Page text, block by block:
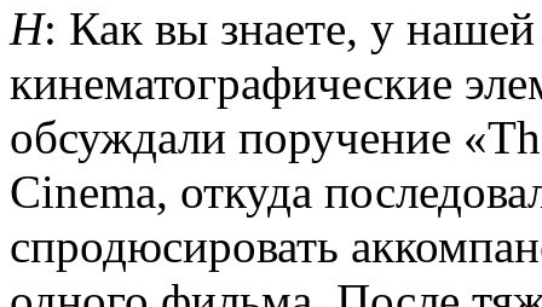
Н: Как вы знаете, у
кинематографические
обсуждали поручение
Cinema, откуда
спродюсировать